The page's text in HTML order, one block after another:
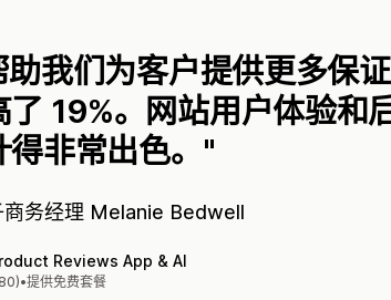
我们为客户提供更多保
了 19%。网站用户体验和
非常出色。
商务经理 Melanie Bedwell
Reviews App & AI
5 星）
条评论
•提供免费套餐